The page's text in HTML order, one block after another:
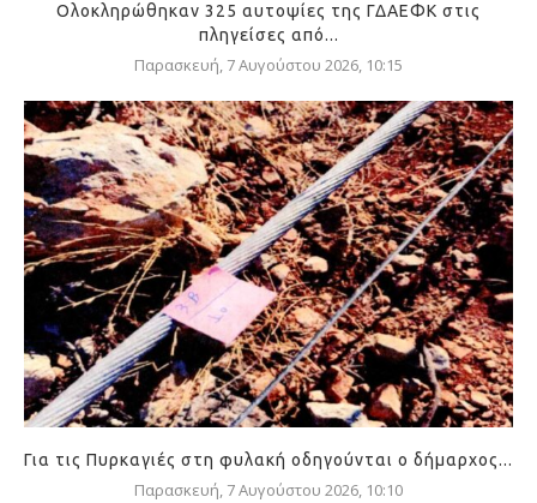
Ολοκληρώθηκαν 325 αυτοψίες της ΓΔΑΕΦΚ στις
πληγείσες από...
Παρασκευή, 7 Αυγούστου 2026, 10:15
Για τις Πυρκαγιές στη φυλακή οδηγούνται ο δήμαρχος...
Παρασκευή, 7 Αυγούστου 2026, 10:10